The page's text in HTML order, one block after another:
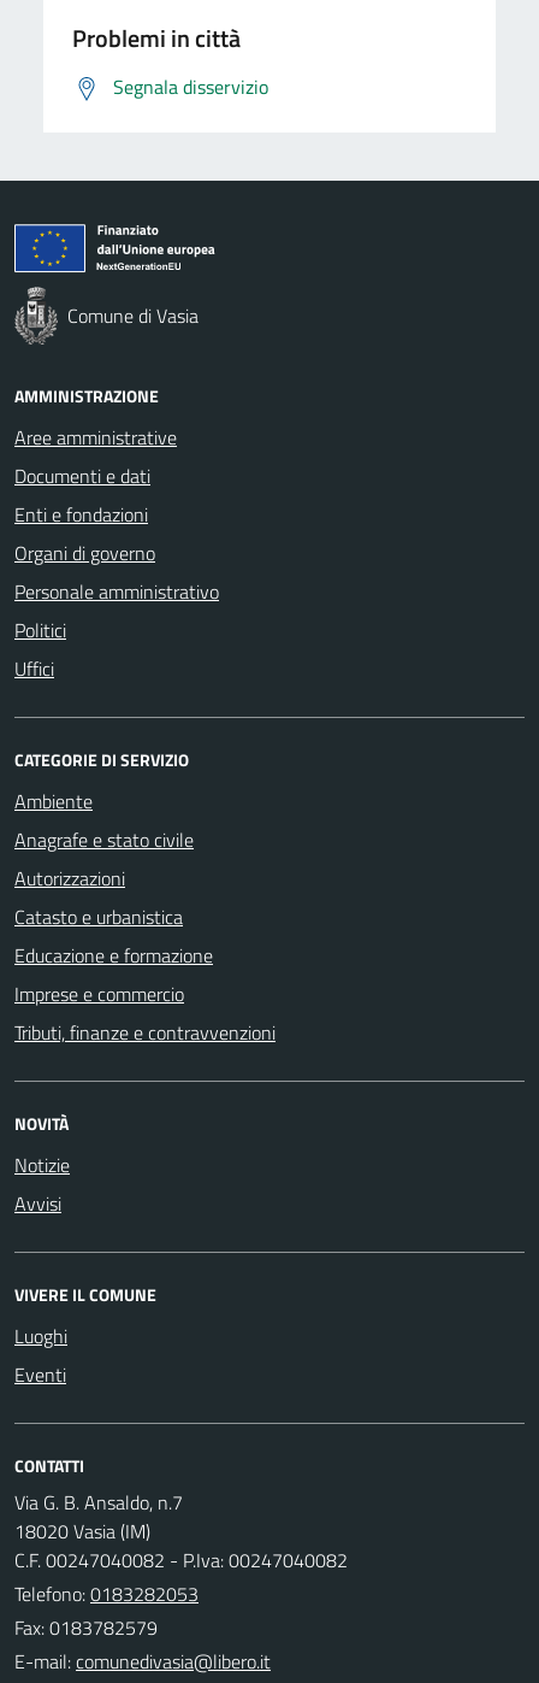
Problemi in città
Segnala disservizio
Comune di Vasia
AMMINISTRAZIONE
Aree amministrative
Documenti e dati
Enti e fondazioni
Organi di governo
Personale amministrativo
Politici
Uffici
CATEGORIE DI SERVIZIO
Ambiente
Anagrafe e stato civile
Autorizzazioni
Catasto e urbanistica
Educazione e formazione
Imprese e commercio
Tributi, finanze e contravvenzioni
NOVITÀ
Notizie
Avvisi
VIVERE IL COMUNE
Luoghi
Eventi
CONTATTI
Via G. B. Ansaldo, n.7
18020 Vasia (IM)
C.F. 00247040082 - P.Iva: 00247040082
Telefono:0183282053
Fax: 0183782579
E-mail: